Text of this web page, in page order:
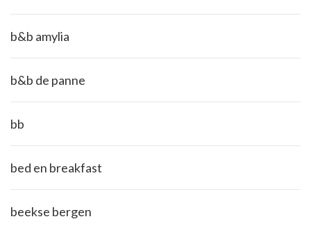
b&b amylia
b&b de panne
bb
bed en breakfast
beekse bergen